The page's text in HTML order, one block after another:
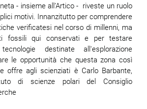
- insieme all’Artico - riveste un ruolo
motivi. Innanzitutto per comprendere
verificatesi nel corso di millenni, ma
fossili qui conservati e per testare
destinate all'esplorazione
le opportunità che questa zona così
offre agli scienziati è Carlo Barbante,
di scienze polari del Consiglio